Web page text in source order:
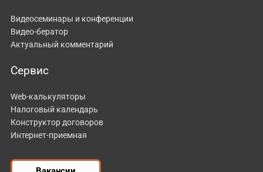
Видеосеминары и конференции
Видео-бератор
Актуальный комментарий
Сервис
Web-калькуляторы
Налоговый календарь
Конструктор договоров
Интернет-приемная